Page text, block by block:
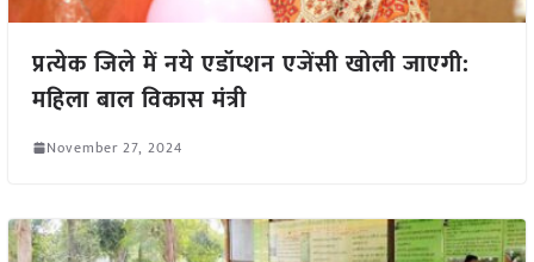
प्रत्येक जिले में नये एडॉप्शन एजेंसी खोली जाएगी:
महिला बाल विकास मंत्री
November 27, 2024